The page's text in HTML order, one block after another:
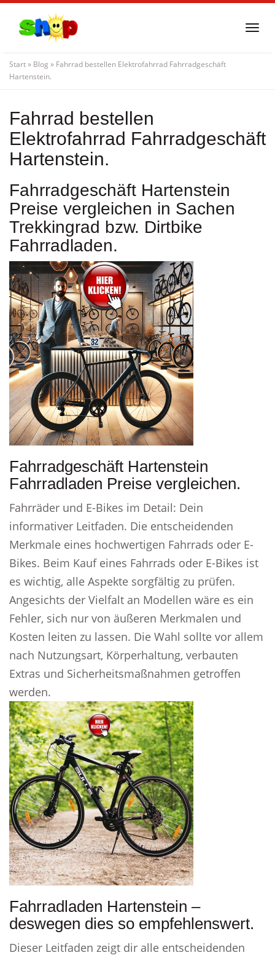
content
Start» Blog » Fahrrad bestellen Elektrofahrrad Fahrradgeschäft
Hartenstein.
Fahrrad bestellen
Elektrofahrrad Fahrradgeschäft
Hartenstein.
Fahrradgeschäft Hartenstein
Preise vergleichen in Sachen
Trekkingrad bzw. Dirtbike
Fahrradladen.
Fahrradgeschäft Hartenstein
Fahrradladen Preise vergleichen.
Fahrräder und E-Bikes im Detail: Dein
informativer Leitfaden. Die entscheidenden
Merkmale eines hochwertigen Fahrrads oder E-
Bikes. Beim Kauf eines Fahrrads oder E-Bikes ist
es wichtig, alle Aspekte sorgfältig zu prüfen.
Angesichts der Vielfalt an Modellen wäre es ein
Fehler, sich nur von äußeren Merkmalen und
Kosten leiten zu lassen. Die Wahl sollte vor allem
nach Nutzungsart, Körperhaltung, verbauten
Extras und Sicherheitsmaßnahmen getroffen
werden.
Fahrradladen Hartenstein –
deswegen dies so empfehlenswert.
Dieser Leitfaden zeigt dir alle entscheidenden